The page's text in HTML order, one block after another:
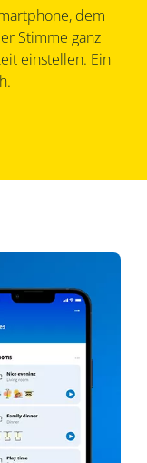
dem
Stimme ganz
einstellen. Ein